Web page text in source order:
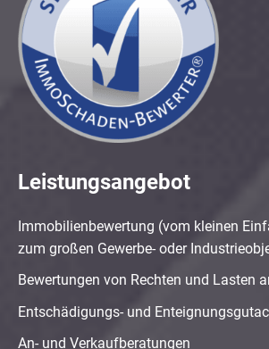
Leistungsangebot
Immobilienbewertung (vom kleinen
zum großen Gewerbe- oder
Bewertungen von Rechten und Lasten
Entschädigungs- und
An- und Verkaufberatungen